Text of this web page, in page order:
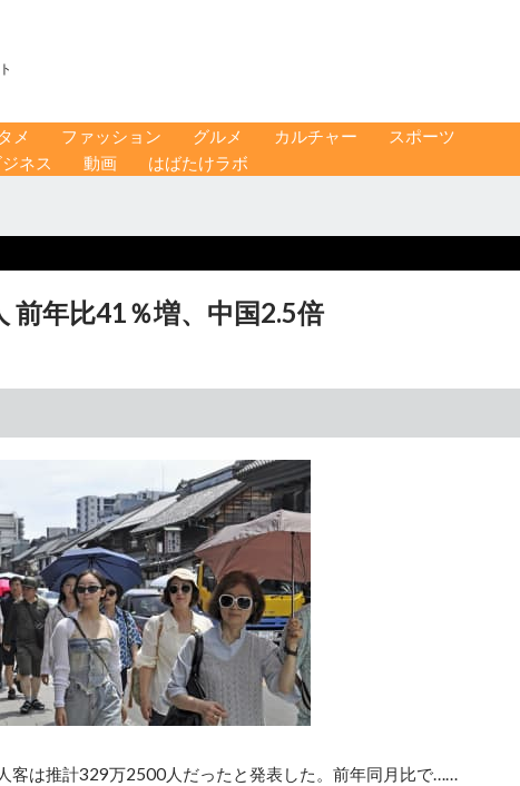
メ ファッション グルメ カルチャー
スポーツ
ジネス 動画 はばたけラボ
前年比41％増、中国2.5倍
客は推計329万2500人だったと発表した。前年同月比で……